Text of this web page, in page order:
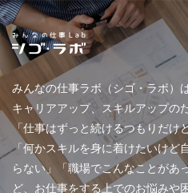
みんなの仕事ラボ（シゴ・ラボ）
キャリアアップ、スキルアップの
「仕事はずっと続けるつもりだけ
「何かスキルを身に着けたいけど
らない」「職場でこんなことがあ
ど、お仕事をする上でのお悩みや